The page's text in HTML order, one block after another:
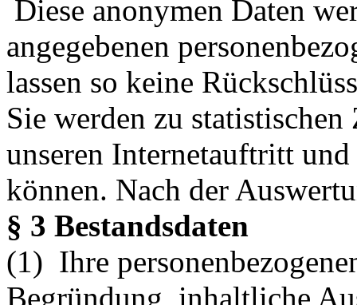
Diese anonymen Daten
angegebenen
lassen so keine
Sie werden zu
unseren Internetauftritt
können. Nach der
§ 3 Bestandsdaten
(1) Ihre
Begründung, inhaltliche